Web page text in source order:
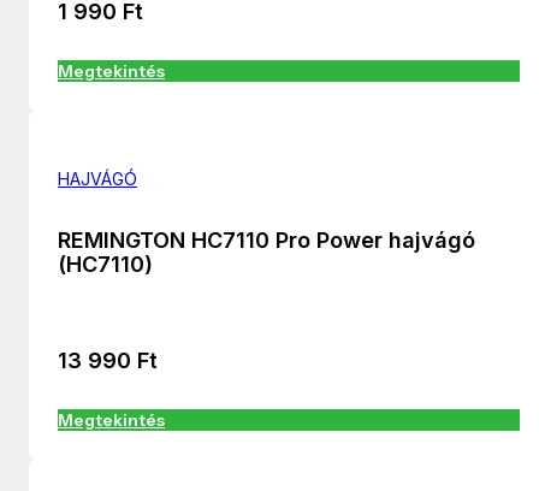
1 990 Ft
Megtekintés
HAJVÁGÓ
REMINGTON HC7110 Pro Power hajvágó
(HC7110)
13 990 Ft
Megtekintés